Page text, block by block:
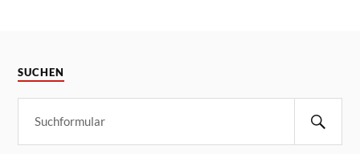
SUCHEN